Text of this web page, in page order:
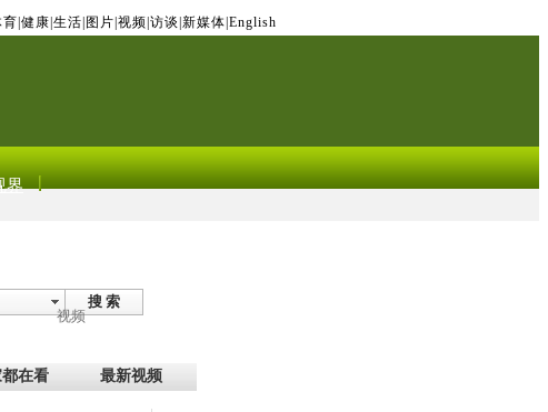
育 健康 生活 图片 视频 访谈 新媒体 English
界
搜 索
视频
在看 最新视频